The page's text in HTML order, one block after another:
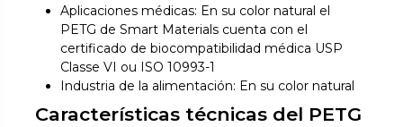
Aplicaciones médicas: En su color natural el
PETG de Smart Materials cuenta con el
certificado de biocompatibilidad médica USP
Classe VI ou ISO 10993-1
Industria de la alimentación: En su color natural
Características técnicas del PETG